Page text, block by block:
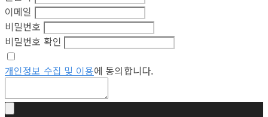
이메일
비밀번호
비밀번호 확인
개인정보 수집 및 이용에 동의합니다.